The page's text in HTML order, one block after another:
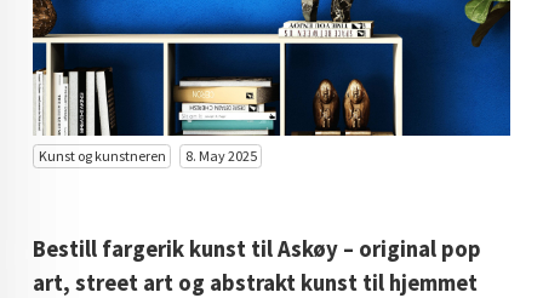
POP ART
FARGERIK KUNST
MALERIER TIL SALGS
KUNSTNER BLOGG - EN KUNSTNERS DAGBOK
STORE MALERIER TIL STUE
Kunst og kunstneren 8. May 2025
Bestill fargerik kunst til Askøy – original pop
art, street art og abstrakt kunst til hjemmet